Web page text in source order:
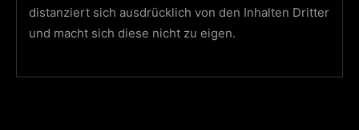
distanziert sich ausdrücklich von den Inhalten Dritter
und macht sich diese nicht zu eigen.